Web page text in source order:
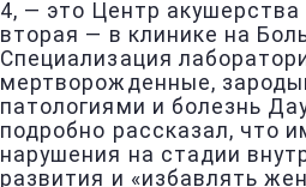
4, — это Центр акушерства
вторая — в клинике на
Специализация
мертворожденные,
патологиями и болезнь
подробно рассказал, что
нарушения на стадии
развития и «избавлять